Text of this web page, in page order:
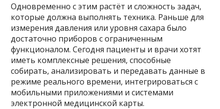
Одновременно с этим растёт и сложность задач,
которые должна выполнять техника. Раньше для
измерения давления или уровня сахара было
достаточно приборов с ограниченным
функционалом. Сегодня пациенты и врачи хотят
иметь комплексные решения, способные
собирать, анализировать и передавать данные в
режиме реального времени, интегрироваться с
мобильными приложениями и системами
электронной медицинской карты.